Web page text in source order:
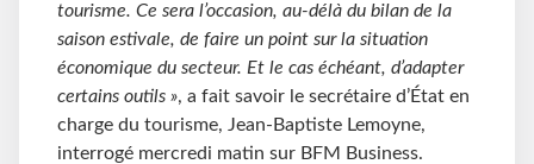
tourisme. Ce sera l’occasion, au-délà du bilan de la
saison estivale, de faire un point sur la situation
économique du secteur. Et le cas échéant, d’adapter
certains outils », a fait savoir le secrétaire d’État en
charge du tourisme, Jean-Baptiste Lemoyne,
interrogé mercredi matin sur BFM Business.